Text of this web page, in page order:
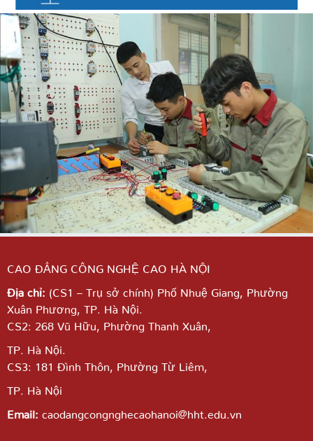
CAO ĐẲNG CÔNG NGHỆ CAO HÀ NỘI
Địa chỉ: (CS1 – Trụ sở chính) Phố Nhuệ Giang, Phường
Xuân Phương, TP. Hà Nội.
CS2: 268 Vũ Hữu, Phường Thanh Xuân,
TP. Hà Nội.
CS3: 181 Đình Thôn, Phường Từ Liêm,
TP. Hà Nội
Email: caodangcongnghecaohanoi@hht.edu.vn